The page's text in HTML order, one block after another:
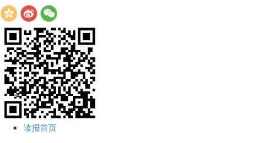
读报首页